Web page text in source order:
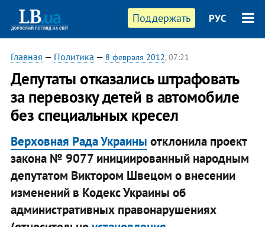
Поддержать РУС
Главная — Политика — 8 февраля 2012, 07:21
Депутаты отказались штрафовать
за перевозку детей в автомобиле
без специальных кресел
Верховная Рада Украины отклонила проект
закона № 9077 инициированный народным
депутатом Виктором Швецом о внесении
изменений в Кодекс Украины об
административных правонарушениях